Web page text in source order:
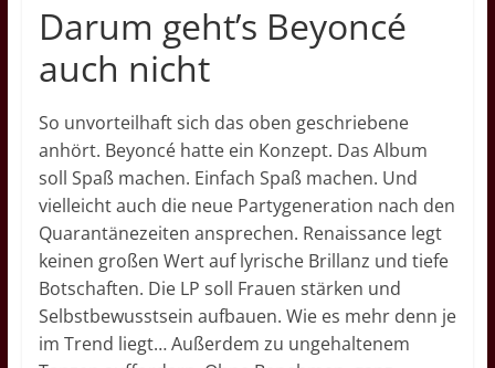
Darum geht’s Beyoncé
auch nicht
So unvorteilhaft sich das oben geschriebene
anhört. Beyoncé hatte ein Konzept. Das Album
soll Spaß machen. Einfach Spaß machen. Und
vielleicht auch die neue Partygeneration nach den
Quarantänezeiten ansprechen. Renaissance legt
keinen großen Wert auf lyrische Brillanz und tiefe
Botschaften. Die LP soll Frauen stärken und
Selbstbewusstsein aufbauen. Wie es mehr denn je
im Trend liegt… Außerdem zu ungehaltenem